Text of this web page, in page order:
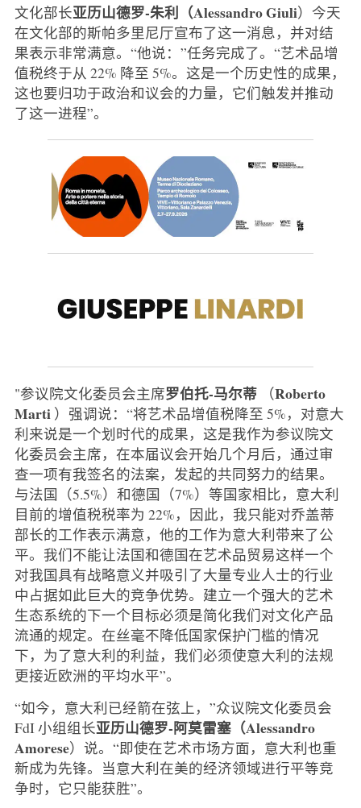
文化部长亚历山德罗-朱利（Alessandro Giuli）今天
在文化部的斯帕多里尼厅宣布了这一消息，并对结
果表示非常满意。“他说：”任务完成了。“艺术品增
值税终于从 22% 降至 5%。这是一个历史性的成果，
这也要归功于政治和议会的力量，它们触发并推动
了这一进程”。
"参议院文化委员会主席罗伯托-马尔蒂 （Roberto
Marti ）强调说：“将艺术品增值税降至 5%，对意大
利来说是一个划时代的成果，这是我作为参议院文
化委员会主席，在本届议会开始几个月后，通过审
查一项有我签名的法案，发起的共同努力的结果。
与法国（5.5%）和德国（7%）等国家相比，意大利
目前的增值税税率为 22%，因此，我只能对乔盖蒂
部长的工作表示满意，他的工作为意大利带来了公
平。我们不能让法国和德国在艺术品贸易这样一个
对我国具有战略意义并吸引了大量专业人士的行业
中占据如此巨大的竞争优势。建立一个强大的艺术
生态系统的下一个目标必须是简化我们对文化产品
流通的规定。在丝毫不降低国家保护门槛的情况
下，为了意大利的利益，我们必须使意大利的法规
更接近欧洲的平均水平”。
“如今，意大利已经箭在弦上，”众议院文化委员会
FdI 小组组长亚历山德罗-阿莫雷塞（Alessandro
Amorese）说。“即使在艺术市场方面，意大利也重
新成为先锋。当意大利在美的经济领域进行平等竞
争时，它只能获胜”。